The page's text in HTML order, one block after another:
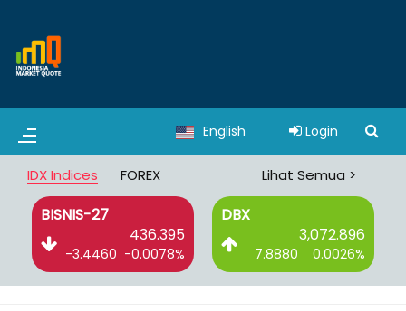
English Login
IDX Indices FOREX Lihat Semua >
BISNIS-27
436.395
-3.4460 -0.0078%
DBX
3,072.896
7.8880 0.0026%